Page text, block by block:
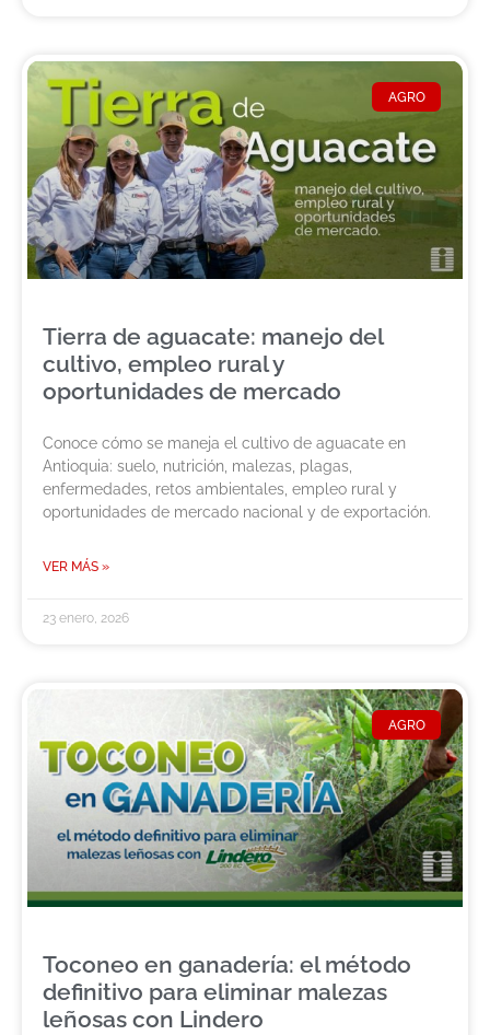
AGRO
Tierra de aguacate: manejo del
cultivo, empleo rural y
oportunidades de mercado
Conoce cómo se maneja el cultivo de aguacate en
Antioquia: suelo, nutrición, malezas, plagas,
enfermedades, retos ambientales, empleo rural y
oportunidades de mercado nacional y de exportación.
VER MÁS »
23 enero, 2026
AGRO
Toconeo en ganadería: el método
definitivo para eliminar malezas
leñosas con Lindero